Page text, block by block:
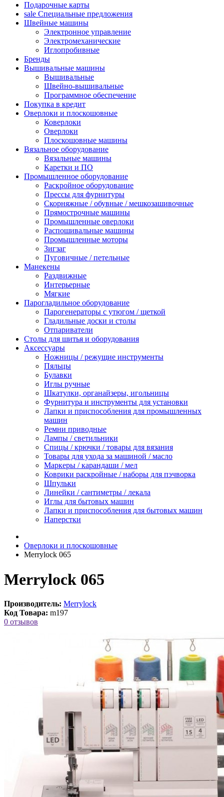
Подарочные карты
sale Специальные предложения
Швейные машины
Электронное управление
Электромеханические
Иглопробивные
Бренды
Вышивальные машины
Вышивальные
Швейно-вышивальные
Программное обеспечение
Покупка в кредит
Оверлоки и плоскошовные
Коверлоки
Оверлоки
Плоскошовные машины
Вязальное оборудование
Вязальные машины
Каретки и ПО
Промышленное оборудование
Раскройное оборудование
Прессы для фурнитуры
Скорняжные / обувные / мешкозашивочные
Прямострочные машины
Промышленные оверлоки
Распошивальные машины
Промышленные моторы
Зигзаг
Пуговичные / петельные
Манекены
Раздвижные
Интерьерные
Мягкие
Парогладильное оборудование
Парогенераторы с утюгом / щеткой
Гладильные доски и столы
Отпариватели
Столы для шитья и оборудования
Аксессуары
Ножницы / режущие инструменты
Пяльцы
Булавки
Иглы ручные
Шкатулки, органайзеры, игольницы
Фурнитура и инструменты для установки
Лапки и приспособления для промышленных
машин
Ремни приводные
Лампы / светильники
Спицы / крючки / товары для вязания
Товары для ухода за машиной / масло
Маркеры / карандаши / мел
Коврики раскройные / наборы для пэчворка
Шпульки
Линейки / сантиметры / лекала
Иглы для бытовых машин
Лапки и приспособления для бытовых машин
Наперстки
Оверлоки и плоскошовные
Merrylock 065
Merrylock 065
Производитель: Merrylock
Код Товара: m197
0 отзывов